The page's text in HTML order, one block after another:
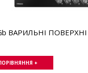
ВАРИЛЬНІ ПОВЕРХНІ
+